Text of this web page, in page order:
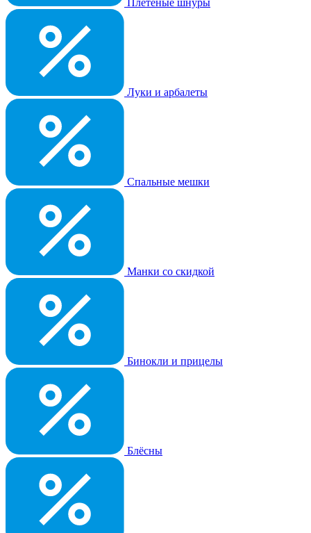
Плетеные шнуры
Луки и арбалеты
Спальные мешки
Манки со скидкой
Бинокли и прицелы
Блёсны